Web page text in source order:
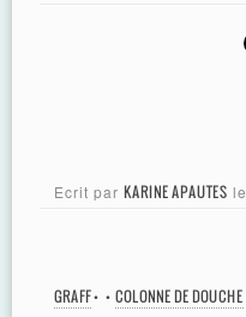
Ecrit par KARINE APAUTES le
GRAFF• • COLONNE DE DOUCHE